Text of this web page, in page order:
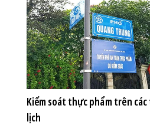
Kiểm soát thực phẩm trên
lịch